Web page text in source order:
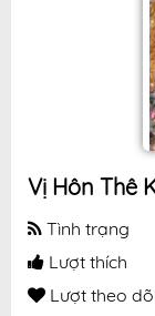
Vị Hôn Thê
Tình trạng
Lượt thích
Lượt theo